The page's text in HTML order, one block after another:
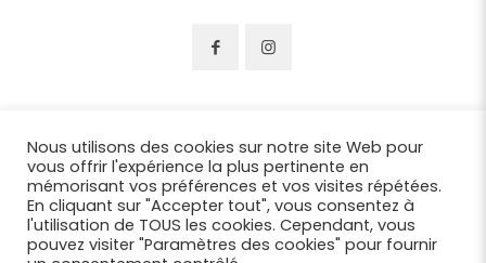
Nous utilisons des cookies sur notre site Web pour
vous offrir l'expérience la plus pertinente en
mémorisant vos préférences et vos visites répétées.
En cliquant sur "Accepter tout", vous consentez à
l'utilisation de TOUS les cookies. Cependant, vous
pouvez visiter "Paramètres des cookies" pour fournir